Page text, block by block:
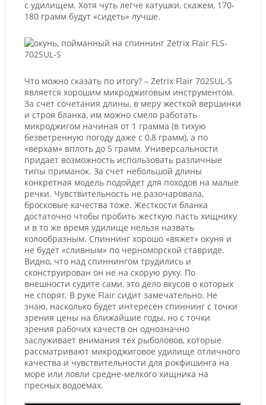
с удилищем. Хотя чуть легче катушки, скажем, 170-
180 грамм будут «сидеть» лучше.
Что можно сказать по итогу? – Zetrix Flair 702SUL-S
является хорошим микроджиговым инструментом.
За счет сочетания длины, в меру жесткой вершинки
и строя бланка, им можно смело работать
микроджигом начиная от 1 грамма (в тихую
безветренную погоду даже с 0,8 грамм), а по
«верхам» вплоть до 5 грамм. Универсальности
придает возможность использовать различные
типы приманок. За счет небольшой длины
конкретная модель подойдет для походов на малые
речки. Чувствительность не разочаровала,
бросковые качества тоже. Жесткости бланка
достаточно чтобы пробить жесткую пасть хищнику
и в то же время удилище нельзя назвать
колообразным. Спиннинг хорошо «вяжет» окуня и
не будет «сливным» по черноморской ставриде.
Видно, что над спиннингом трудились и
сконструирован он не на скорую руку. По
внешности судите сами, это дело вкусов о которых
не спорят. В руке Flair сидит замечательно. Не
знаю, насколько будет интересен спиннинг с точки
зрения цены на ближайшие годы, но с точки
зрения рабочих качеств он однозначно
заслуживает внимания тех рыболовов, которые
рассматривают микроджиговое удилище отличного
качества и чувствительности для рокфишинга на
море или ловли средне-мелкого хищника на
пресных водоемах.